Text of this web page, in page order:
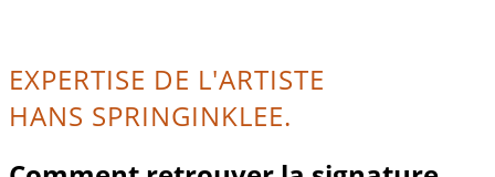
EXPERTISE DE L'ARTISTE
HANS SPRINGINKLEE.